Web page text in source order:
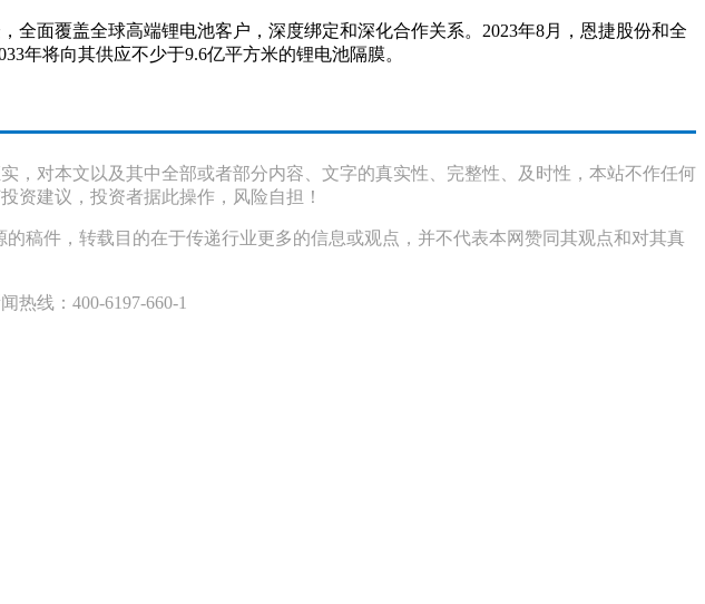
全面覆盖全球高端锂电池客户，深度绑定和深化合作关系。2023年8月，恩捷股份和全
年将向其供应不少于9.6亿平方米的锂电池隔膜。
对本文以及其中全部或者部分内容、文字的真实性、完整性、及时性，本站不作任何
资建议，投资者据此操作，风险自担！
稿件，转载目的在于传递行业更多的信息或观点，并不代表本网赞同其观点和对其真
线：400-6197-660-1